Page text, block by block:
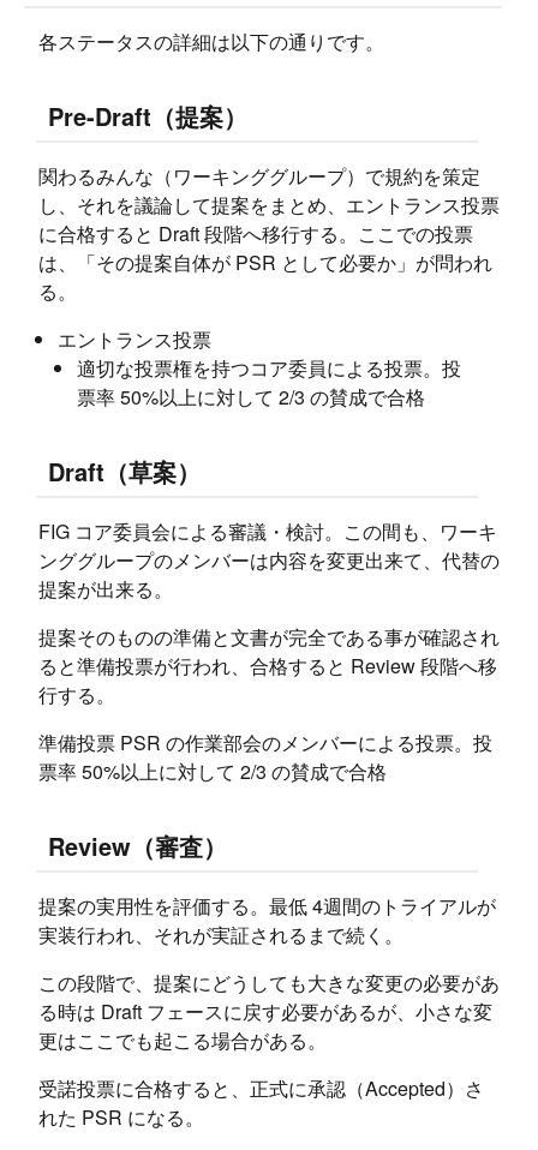
各ステータスの詳細は以下の通りです。
Pre-Draft（提案）
関わるみんな（ワーキンググループ）で規約を策定
し、それを議論して提案をまとめ、エントランス投票
に合格すると Draft 段階へ移行する。ここでの投票
は、「その提案自体が PSR として必要か」が問われ
る。
エントランス投票
適切な投票権を持つコア委員による投票。投
票率 50%以上に対して 2/3 の賛成で合格
Draft（草案）
FIG コア委員会による審議・検討。この間も、ワーキ
ンググループのメンバーは内容を変更出来て、代替の
提案が出来る。
提案そのものの準備と文書が完全である事が確認され
ると準備投票が行われ、合格すると Review 段階へ移
行する。
準備投票 PSR の作業部会のメンバーによる投票。投
票率 50%以上に対して 2/3 の賛成で合格
Review（審査）
提案の実用性を評価する。最低 4週間のトライアルが
実装行われ、それが実証されるまで続く。
この段階で、提案にどうしても大きな変更の必要があ
る時は Draft フェースに戻す必要があるが、小さな変
更はここでも起こる場合がある。
受諾投票に合格すると、正式に承認（Accepted）さ
れた PSR になる。